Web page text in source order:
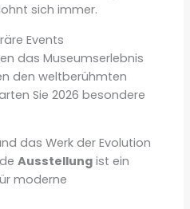
sich immer.
Events
das Museumserlebnis
den weltberühmten
Sie 2026 besondere
das Werk der Evolution
Ausstellung ist ein
moderne